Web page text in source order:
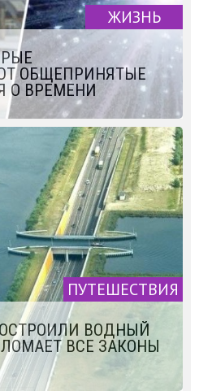
ЖИЗНЬ
ОБЩЕПРИНЯТЫЕ
О ВРЕМЕНИ
ПУТЕШЕСТВИЯ
ВОДНЫЙ
ВСЕ ЗАКОНЫ